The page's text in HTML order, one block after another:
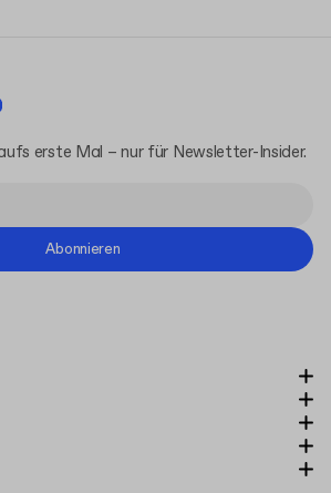
erste Mal – nur für Newsletter-Insider.
Abonnieren